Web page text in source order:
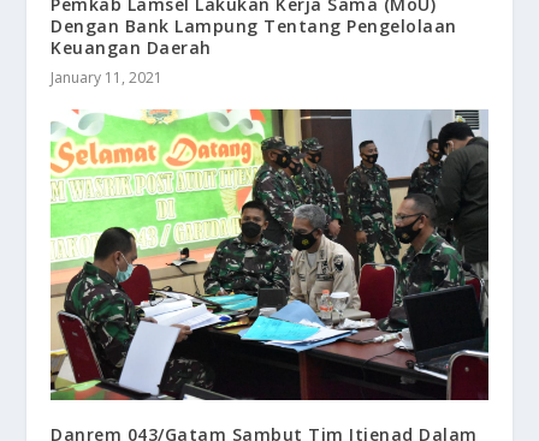
Dengan Bank Lampung Tentang Pengelolaan
Keuangan Daerah
January 11, 2021
Danrem 043/Gatam Sambut Tim Itjenad Dalam